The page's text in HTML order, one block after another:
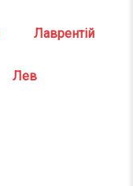
Лаврентій
Лев